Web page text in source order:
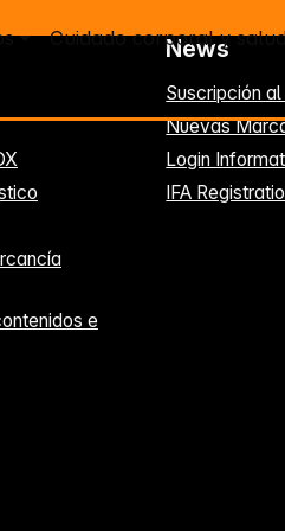
Cuidado corporal y
e
News
Suscripción
Nuevas
Login
IFA